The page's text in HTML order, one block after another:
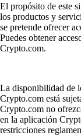
El propósito de este
los productos y
se pretende ofrecer
Puedes obtener
Crypto.com.
La disponibilidad de
Crypto.com está
Crypto.com no
en la aplicación
restricciones